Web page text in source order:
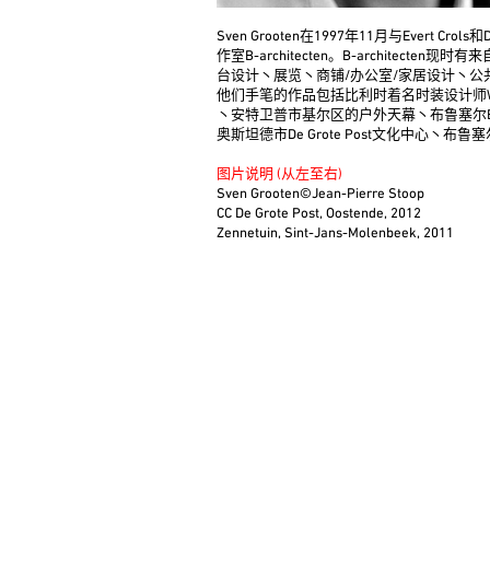
Sven Grooten在1997年11月与Evert Crols
作室B-architecten。B-architecten现时有
台设计丶展览丶商铺/办公室/家居设计丶
他们手笔的作品包括比利时着名时装设计
丶安特卫普市基尔区的户外天幕丶布鲁塞
奥斯坦德市De Grote Post文化中心丶布鲁
图片说明 (从左至右)
Sven Grooten©Jean-Pierre Stoop
CC De Grote Post, Oostende, 2012
Zennetuin, Sint-Jans-Molenbeek, 2011